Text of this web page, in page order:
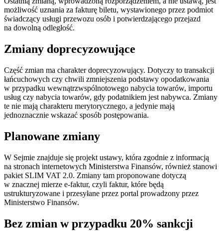
możliwość uznania za fakturę biletu, wystawionego przez podmiot
świadczący usługi przewozu osób i potwierdzającego przejazd
na dowolną odległość.
Zmiany doprecyzowujące
Część zmian ma charakter doprecyzowujący. Dotyczy to transakcji
łańcuchowych czy chwili zmniejszenia podstawy opodatkowania
w przypadku wewnątrzwspólnotowego nabycia towarów, importu
usług czy nabycia towarów, gdy podatnikiem jest nabywca. Zmiany
te nie mają charakteru merytorycznego, a jedynie mają
jednoznacznie wskazać sposób postępowania.
Planowane zmiany
W Sejmie znajduje się projekt ustawy, która zgodnie z informacją
na stronach internetowych Ministerstwa Finansów, również stanowi
pakiet SLIM VAT 2.0. Zmiany tam proponowane dotyczą
w znacznej mierze e-faktur, czyli faktur, które będą
ustrukturyzowane i przesyłane przez portal prowadzony przez
Ministerstwo Finansów.
Bez zmian w przypadku 20% sankcji